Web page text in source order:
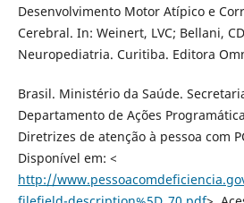
Desenvolvimento Motor Atípico e
Cerebral. In: Weinert, LVC; Bellani,
Neuropediatria. Curitiba. Editora
Brasil. Ministério da Saúde.
Departamento de Ações
Diretrizes de atenção à pessoa com
Disponível em: <
http://